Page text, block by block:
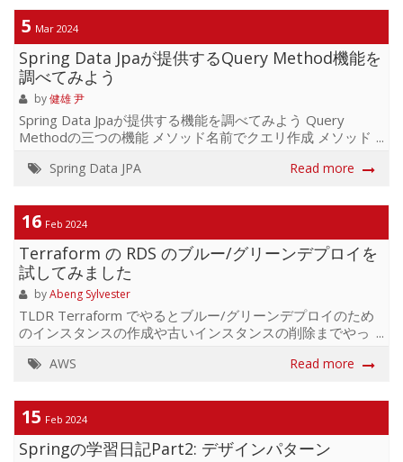
ませんでした。 こちらの記事にあるように、すでに
master レルムに他のユーザが一人でも存在する時は管理者
ユーザは再作成されないようです。 なので、惜しいですが
既存のユーザを全て削除することにしました、、後から
API で追加しなおすことにします。 以下の SQL を実行して
master レルムのユーザ...
5 Mar 2024
Spring Data Jpaが提供するQuery Method機能を
調べてみよう
by健雄 尹
Spring Data Jpaが提供する機能を調べてみよう Query
Methodの三つの機能 メソッド名前でクエリ作成 メソッド
を使いレポジトリインタフェースに直接クエリを定義 メソ
分析してJPQLクエリを実行してくれる。 注意点： エンテ
ィティの名前が変更されると必ずインタフェースに定義し
たメソッドの名前も一緒に変更する必要がある、そうでな
いとアプリケーションを立ち上げる時点でエラーが生じ
る。こうやってアプリケーションのロード時にエラーを検
知できるの...
Spring Data JPA Read more
16 Feb 2024
Terraform の RDS のブルー/グリーンデプロイを
試してみました
byAbeng Sylvester
TLDR Terraform でやるとブルー/グリーンデプロイのため
のインスタンスの作成や古いインスタンスの削除までやっ
たかったので、ブルー/グリーンデプロイを検討しました。
Terraform でできないのかなって調べたらまさか対応して
くれます！
https://registry.terraform.io/providers/hashicorp/aws/latest/
blue_green...
AWS Read more
15 Feb 2024
Springの学習日記Part2: デザインパターン